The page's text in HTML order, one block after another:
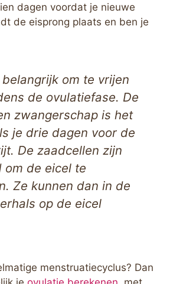
dagen voordat je nieuwe
de eisprong plaats en ben je
om te vrijen
de ovulatiefase. De
zwangerschap is het
je drie dagen voor de
De zaadcellen zijn
om de eicel te
Ze kunnen dan in de
op de eicel
menstruatiecyclus? Dan